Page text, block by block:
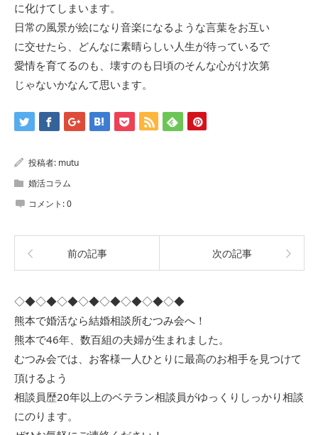
に化けてしまいます。
日常の風景が絵になり音楽になるような言葉をお互い
に交せたら、どんなに素晴らしい人生が待っているで
愛情を育てるのも、壊すのも日頃のそんな心がけ次第
じゃないかなんて思います。
投稿者: mutu
婚活コラム
コメント:0
前の記事 次の記事
◇◆◇◆◇◆◇◆◇◆◇◆◇◆◇◆
熊本で婚活なら結婚相談所むつみ会へ！
熊本で46年、数百組の夫婦が生まれました。
むつみ会では、お客様一人ひとりに最高のお相手を見つけて
頂けるよう
相談員歴20年以上のベテラン相談員がゆっくりしっかり相談
にのります。